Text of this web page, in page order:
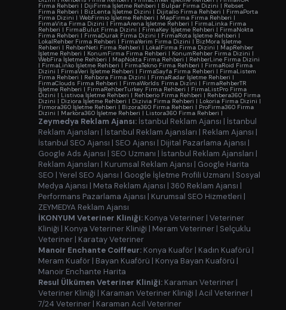
Firma Rehberi | DijiFirma İşletme Rehberi | Bulpar Firma Dizini | Rebset
Firma Rehberi | BizLenta İşletme Dizini | Dijitalio Firma Rehberi | FirmaPorta
Firma Dizini | WebFirmio İşletme Rehberi | MapFirma Firma Rehberi |
FirmaVita Firma Dizini | FirmaArena İşletme Rehberi | FirmaLinka Firma
Rehberi | FirmaBulut Firma Dizini | FirmaKey İşletme Rehberi | FirmaNokta
Firma Rehberi | FirmaDurak Firma Dizini | FirmaRota İşletme Rehberi |
LokalRehber Firma Rehberi | FirmaYerim Firma Dizini |BizMora İşletme
Rehberi | RehberNeti Firma Rehberi | LokalFirma Firma Dizini | MapRehber
İşletme Rehberi | KonumFirma Firma Rehberi | KonumRehber Firma Dizini |
WebFira İşletme Rehberi | MapNokta Firma Rehberi | RehberLine Firma Dizini
| FirmaLinko İşletme Rehberi | FirmaTekno Firma Rehberi | FirmaRoid Firma
Dizini | FirmaVeri İşletme Rehberi | FirmaSayfa Firma Rehberi | FirmaListem
Firma Rehberi | Rehbora Firma Dizini | FirmaRadar İşletme Rehberi |
FirmaClouds Firma Rehberi | FirmaWorlds Firma Dizini | FirmaRehberTR
İşletme Rehberi | FirmaRehberTurkey Firma Rehberi | FirmaListPro Firma
Dizini | Listivoa İşletme Rehberi | Rehberio Firma Rehberi | Rehbera360 Firma
Dizini | Diziora İşletme Rehberi | Dizivia Firma Rehberi | Lokoria Firma Dizini |
Firmora360 İşletme Rehberi | Bizora360 Firma Rehberi | ProFirma360 Firma
Dizini | Markora360 İşletme Rehberi | Listora360 Firma Rehberi |
Zeymedya Reklam Ajansı: İstanbul Reklam Ajansı | İstanbul
Reklam Ajansları | İstanbul Reklam Ajansları | Reklam Ajansı |
İstanbul SEO Ajansı | SEO Ajansı | Dijital Pazarlama Ajansı |
Google Ads Ajansı | SEO Uzmanı | İstanbul Reklam Ajansları |
Reklam Ajansları | Kurumsal Reklam Ajansı | Google Harita
SEO | Yerel SEO Ajansı | Google İşletme Profili Uzmanı | Sosyal
Medya Ajansı | Meta Reklam Ajansı | 360 Reklam Ajansı |
Performans Pazarlama Ajansı | Kurumsal SEO Hizmetleri |
ZEYMEDYA Reklam Ajansı
İKONYUM Veteriner Kliniği: Konya Veteriner | Veteriner
Kliniği | Konya Veteriner Kliniği | Meram Veteriner | Selçuklu
Veteriner | Karatay Veteriner
Manoir Enchante Coiffeur: Konya Kuaför | Kadın Kuaförü |
Meram Kuaför | Bayan Kuaförü | Konya Bayan Kuaförü |
Manoir Enchante Harita
Resul Ülkümen Veteriner Kliniği: Karaman Veteriner |
Veteriner Kliniği | Karaman Veteriner Kliniği | Acil Veteriner |
7/24 Veteriner | Karaman Acil Veteriner